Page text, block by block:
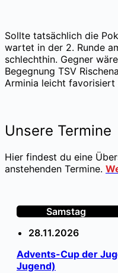
Sollte tatsächlich die
wartet in der 2. Runde
schlechthin. Gegner
Begegnung TSV
Arminia leicht favorisiert
Unsere Termine
Hier findest du eine
anstehenden Termine.
Samstag
28.11.2026
Advents-Cup der
Jugend)